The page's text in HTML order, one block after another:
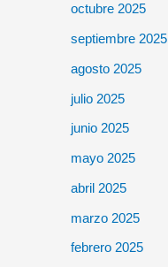
octubre 2025
septiembre 2025
agosto 2025
julio 2025
junio 2025
mayo 2025
abril 2025
marzo 2025
febrero 2025